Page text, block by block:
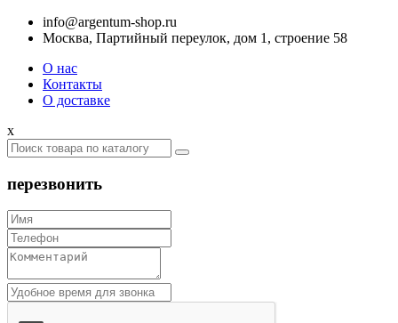
info@argentum-shop.ru
Москва, Партийный переулок, дом 1, строение 58
О нас
Контакты
О доставке
x
перезвонить